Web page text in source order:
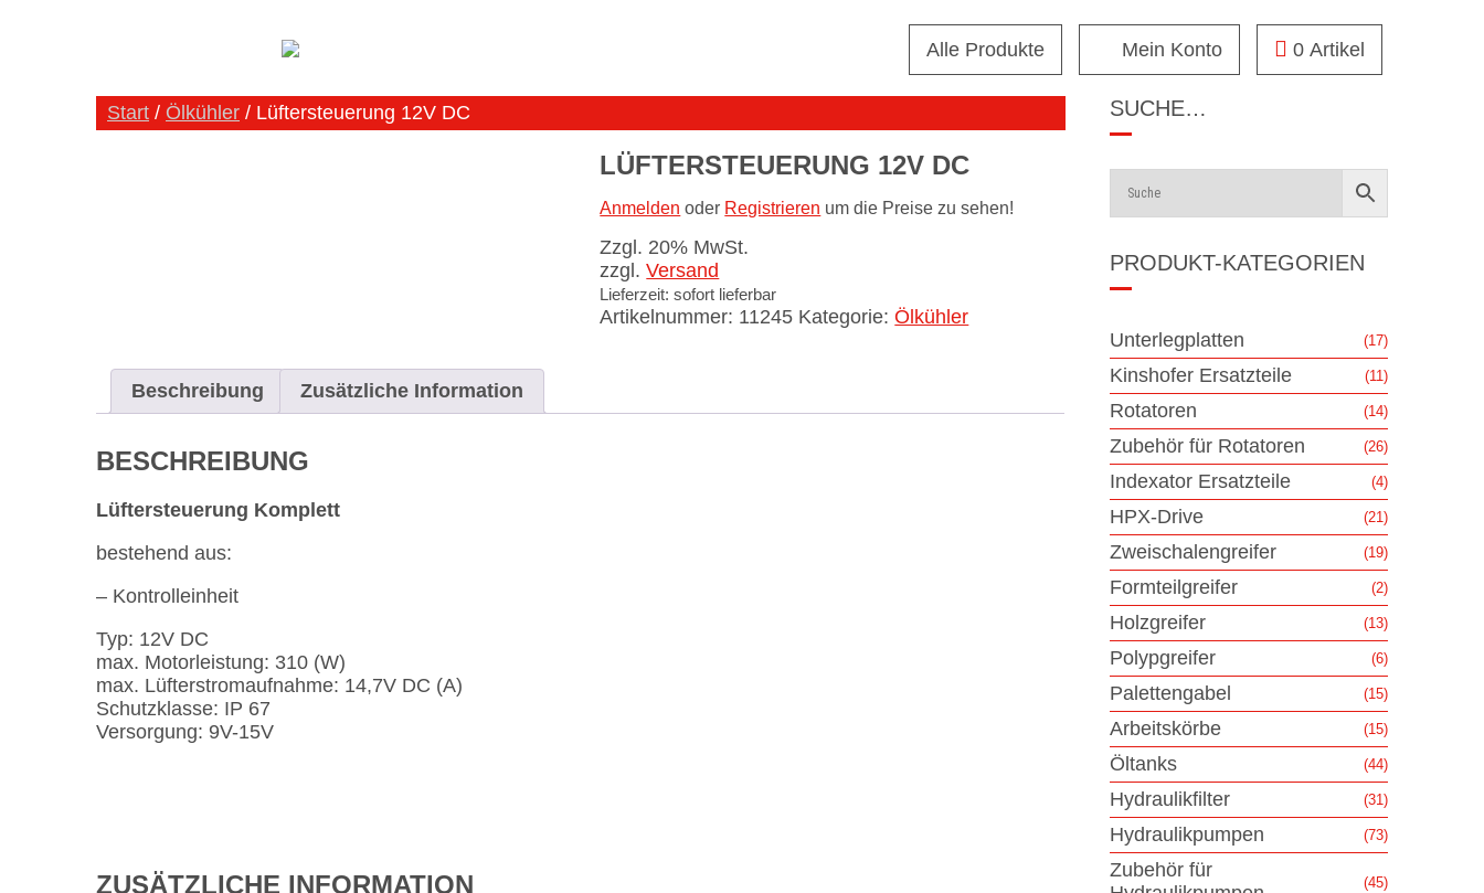
Alle Produkte Mein Konto 0 Artikel
Start / Ölkühler / Lüftersteuerung 12V DC
LÜFTERSTEUERUNG 12V DC
Anmelden oder Registrieren um die Preise zu sehen!
Zzgl. 20% MwSt.
zzgl.Versand
Lieferzeit: sofort lieferbar
Artikelnummer: 11245 Kategorie:Ölkühler
Beschreibung Zusätzliche Information
BESCHREIBUNG
Lüftersteuerung Komplett
bestehend aus:
– Kontrolleinheit
Typ: 12V DC
max. Motorleistung: 310 (W)
max. Lüfterstromaufnahme: 14,7V DC (A)
Schutzklasse: IP 67
Versorgung: 9V-15V
ZUSÄTZLICHE INFORMATION
SUCHE…
PRODUKT-KATEGORIEN
Unterlegplatten (17)
Kinshofer Ersatzteile (11)
Rotatoren (14)
Zubehör für Rotatoren (26)
Indexator Ersatzteile (4)
HPX-Drive (21)
Zweischalengreifer (19)
Formteilgreifer (2)
Holzgreifer (13)
Polypgreifer (6)
Palettengabel (15)
Arbeitskörbe (15)
Öltanks (44)
Hydraulikfilter (31)
Hydraulikpumpen (73)
Zubehör für
(45)